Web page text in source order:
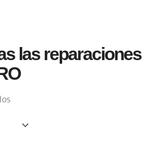
las reparaciones